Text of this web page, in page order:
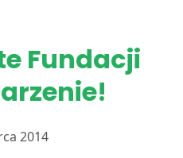
Fundacji
2014